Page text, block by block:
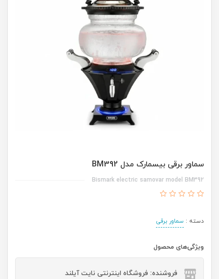
سماور برقی بیسمارک مدل BM392
Bismark electric samovar model BM392
دسته : سماور برقی
ویژگی‌های محصول
فروشنده: فروشگاه اینترنتی نایت آیلند